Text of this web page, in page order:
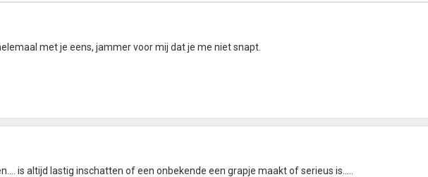
met je eens, jammer voor mij dat je me niet snapt.
is altijd lastig inschatten of een onbekende een grapje maakt of serieus is.....